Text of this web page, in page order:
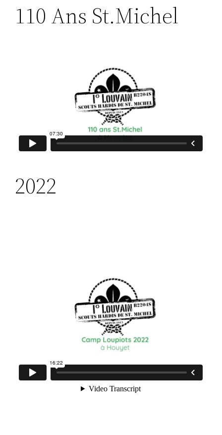
110 Ans St.Michel
2022